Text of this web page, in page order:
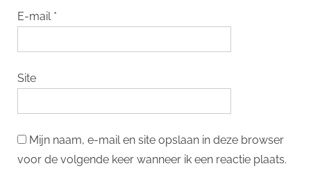
E-mail *
Site
Mijn naam, e-mail en site opslaan in deze browser
voor de volgende keer wanneer ik een reactie plaats.